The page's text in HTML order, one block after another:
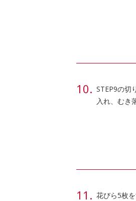
STEP9の切
入れ、むき
花びら5枚